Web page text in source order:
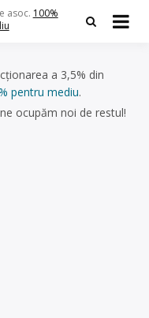
asoc. 100%
a 3,5% din
pentru mediu.
ocupăm noi de restul!